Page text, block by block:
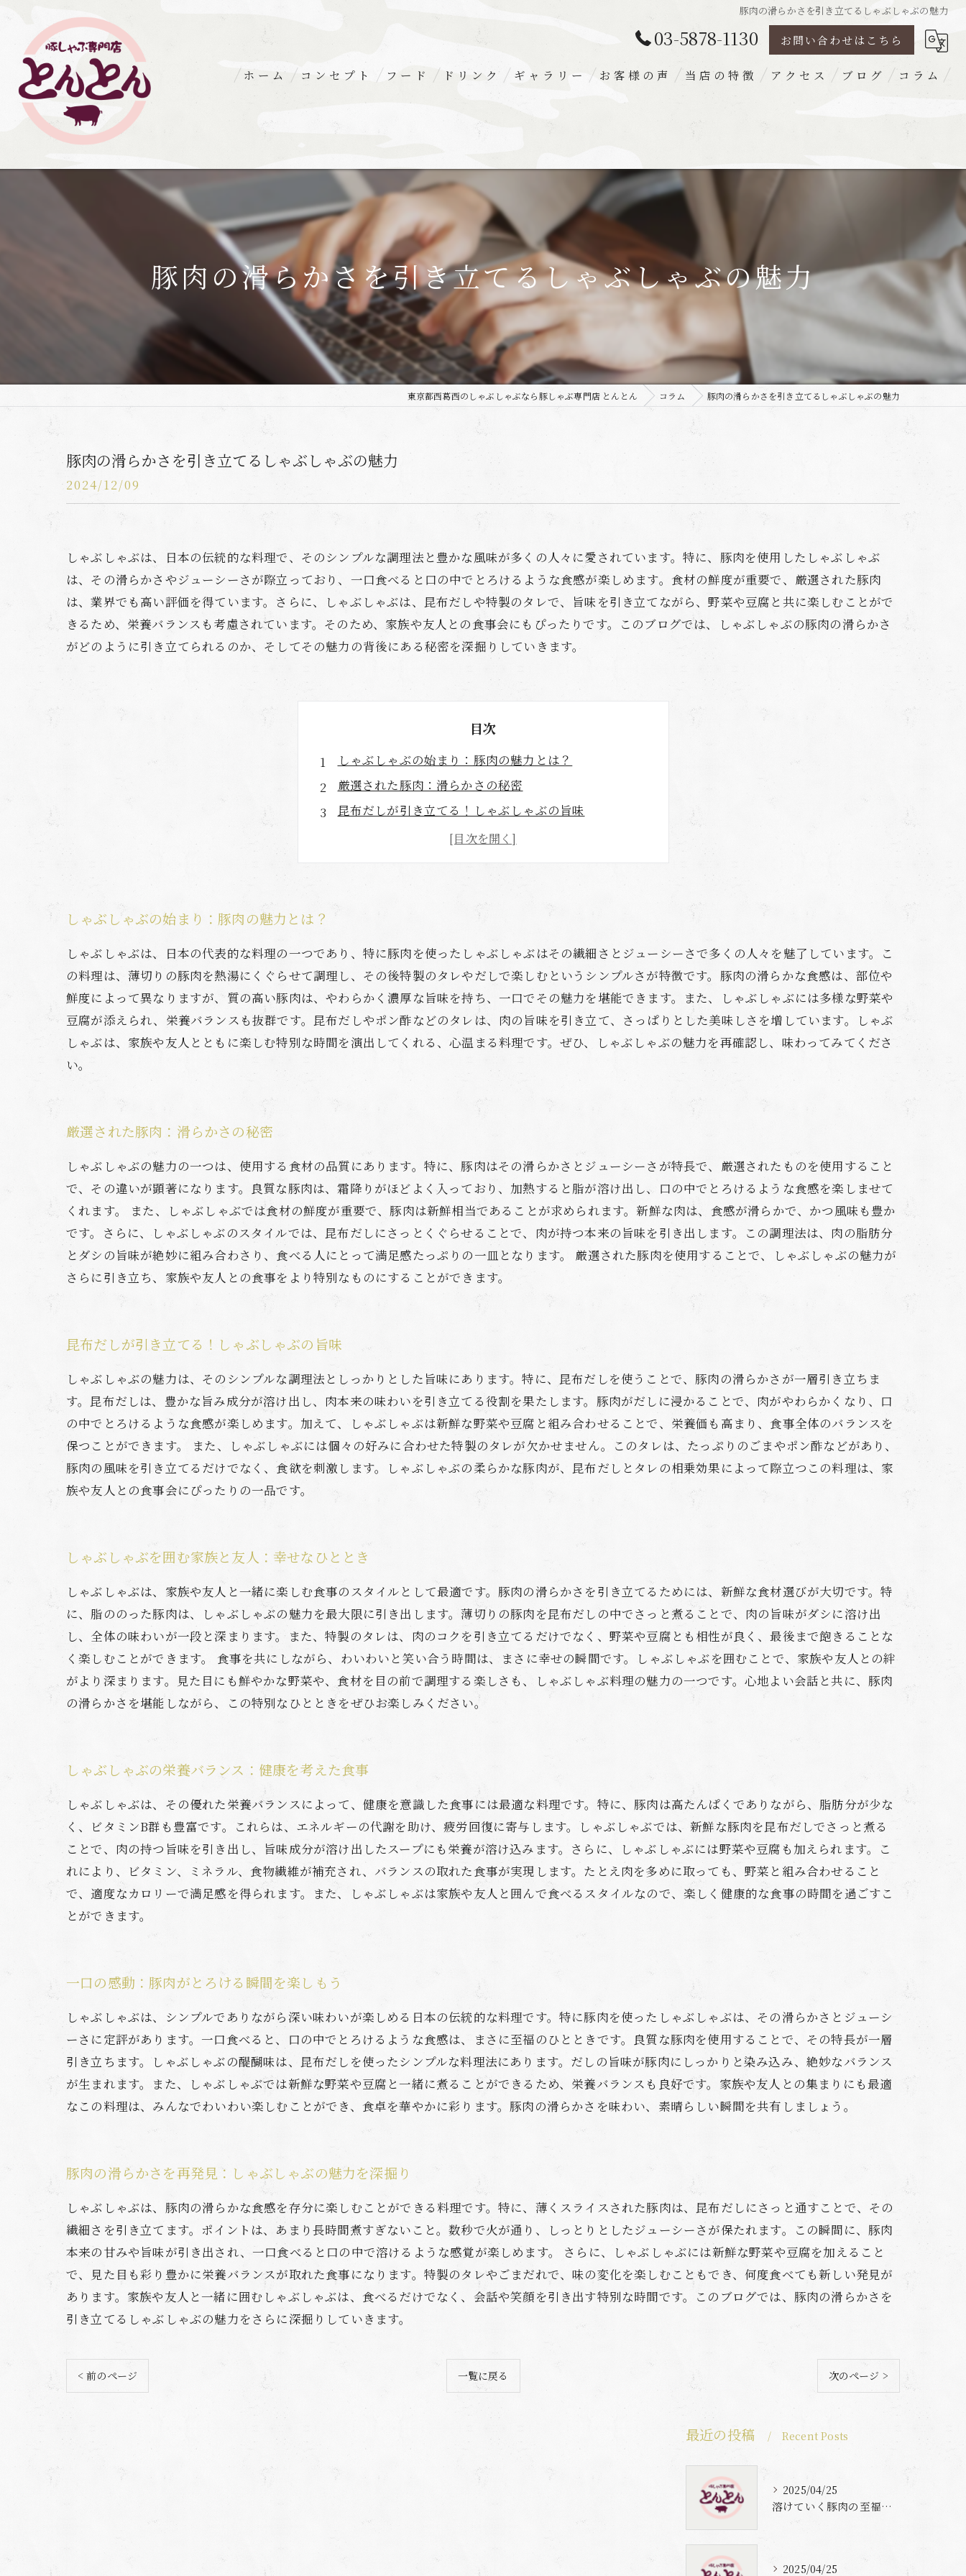
豚肉の滑らかさを引き立てるしゃぶしゃぶの魅力
03-5878-1130 お問い合わせはこちら
ホーム コンセプト フード ドリンク ギャラリー お客様の声 当店の特徴
豚肉
宴会
梅出汁
アクセス ブログ コラム
豚肉の滑らかさを引き立てるしゃぶしゃぶの魅力
東京都西葛西のしゃぶしゃぶなら豚しゃぶ専門店 とんとん コラム 豚肉の滑らかさを引き立てるしゃぶしゃぶの魅力
豚肉の滑らかさを引き立てるしゃぶしゃぶの魅力
2024/12/09
しゃぶしゃぶは、日本の伝統的な料理で、そのシンプルな調理法と豊かな風味が多くの人々に愛されています。特に、豚肉を使用したしゃぶしゃぶ
は、その滑らかさやジューシーさが際立っており、一口食べると口の中でとろけるような食感が楽しめます。食材の鮮度が重要で、厳選された豚肉
は、業界でも高い評価を得ています。さらに、しゃぶしゃぶは、昆布だしや特製のタレで、旨味を引き立てながら、野菜や豆腐と共に楽しむことがで
きるため、栄養バランスも考慮されています。そのため、家族や友人との食事会にもぴったりです。このブログでは、しゃぶしゃぶの豚肉の滑らかさ
がどのように引き立てられるのか、そしてその魅力の背後にある秘密を深掘りしていきます。
目次
しゃぶしゃぶの始まり：豚肉の魅力とは？
厳選された豚肉：滑らかさの秘密
昆布だしが引き立てる！しゃぶしゃぶの旨味
しゃぶしゃぶを囲む家族と友人：幸せなひととき
豚肉の滑らかさを再発見：しゃぶしゃぶの魅力を深掘り
しゃぶしゃぶの始まり：豚肉の魅力とは？
しゃぶしゃぶは、日本の代表的な料理の一つであり、特に豚肉を使ったしゃぶしゃぶはその繊細さとジューシーさで多くの人々を魅了しています。こ
の料理は、薄切りの豚肉を熱湯にくぐらせて調理し、その後特製のタレやだしで楽しむというシンプルさが特徴です。豚肉の滑らかな食感は、部位や
鮮度によって異なりますが、質の高い豚肉は、やわらかく濃厚な旨味を持ち、一口でその魅力を堪能できます。また、しゃぶしゃぶには多様な野菜や
豆腐が添えられ、栄養バランスも抜群です。昆布だしやポン酢などのタレは、肉の旨味を引き立て、さっぱりとした美味しさを増しています。しゃぶ
しゃぶは、家族や友人とともに楽しむ特別な時間を演出してくれる、心温まる料理です。ぜひ、しゃぶしゃぶの魅力を再確認し、味わってみてくださ
い。
厳選された豚肉：滑らかさの秘密
しゃぶしゃぶの魅力の一つは、使用する食材の品質にあります。特に、豚肉はその滑らかさとジューシーさが特長で、厳選されたものを使用すること
で、その違いが顕著になります。良質な豚肉は、霜降りがほどよく入っており、加熱すると脂が溶け出し、口の中でとろけるような食感を楽しませて
くれます。 また、しゃぶしゃぶでは食材の鮮度が重要で、豚肉は新鮮相当であることが求められます。新鮮な肉は、食感が滑らかで、かつ風味も豊か
です。さらに、しゃぶしゃぶのスタイルでは、昆布だしにさっとくぐらせることで、肉が持つ本来の旨味を引き出します。この調理法は、肉の脂肪分
とダシの旨味が絶妙に組み合わさり、食べる人にとって満足感たっぷりの一皿となります。 厳選された豚肉を使用することで、しゃぶしゃぶの魅力が
さらに引き立ち、家族や友人との食事をより特別なものにすることができます。
昆布だしが引き立てる！しゃぶしゃぶの旨味
しゃぶしゃぶの魅力は、そのシンプルな調理法としっかりとした旨味にあります。特に、昆布だしを使うことで、豚肉の滑らかさが一層引き立ちま
す。昆布だしは、豊かな旨み成分が溶け出し、肉本来の味わいを引き立てる役割を果たします。豚肉がだしに浸かることで、肉がやわらかくなり、口
の中でとろけるような食感が楽しめます。加えて、しゃぶしゃぶは新鮮な野菜や豆腐と組み合わせることで、栄養価も高まり、食事全体のバランスを
保つことができます。 また、しゃぶしゃぶには個々の好みに合わせた特製のタレが欠かせません。このタレは、たっぷりのごまやポン酢などがあり、
豚肉の風味を引き立てるだけでなく、食欲を刺激します。しゃぶしゃぶの柔らかな豚肉が、昆布だしとタレの相乗効果によって際立つこの料理は、家
族や友人との食事会にぴったりの一品です。
しゃぶしゃぶを囲む家族と友人：幸せなひととき
しゃぶしゃぶは、家族や友人と一緒に楽しむ食事のスタイルとして最適です。豚肉の滑らかさを引き立てるためには、新鮮な食材選びが大切です。特
に、脂ののった豚肉は、しゃぶしゃぶの魅力を最大限に引き出します。薄切りの豚肉を昆布だしの中でさっと煮ることで、肉の旨味がダシに溶け出
し、全体の味わいが一段と深まります。また、特製のタレは、肉のコクを引き立てるだけでなく、野菜や豆腐とも相性が良く、最後まで飽きることな
く楽しむことができます。 食事を共にしながら、わいわいと笑い合う時間は、まさに幸せの瞬間です。しゃぶしゃぶを囲むことで、家族や友人との絆
がより深まります。見た目にも鮮やかな野菜や、食材を目の前で調理する楽しさも、しゃぶしゃぶ料理の魅力の一つです。心地よい会話と共に、豚肉
の滑らかさを堪能しながら、この特別なひとときをぜひお楽しみください。
しゃぶしゃぶの栄養バランス：健康を考えた食事
しゃぶしゃぶは、その優れた栄養バランスによって、健康を意識した食事には最適な料理です。特に、豚肉は高たんぱくでありながら、脂肪分が少な
く、ビタミンB群も豊富です。これらは、エネルギーの代謝を助け、疲労回復に寄与します。しゃぶしゃぶでは、新鮮な豚肉を昆布だしでさっと煮る
ことで、肉の持つ旨味を引き出し、旨味成分が溶け出したスープにも栄養が溶け込みます。さらに、しゃぶしゃぶには野菜や豆腐も加えられます。こ
れにより、ビタミン、ミネラル、食物繊維が補充され、バランスの取れた食事が実現します。たとえ肉を多めに取っても、野菜と組み合わせること
で、適度なカロリーで満足感を得られます。また、しゃぶしゃぶは家族や友人と囲んで食べるスタイルなので、楽しく健康的な食事の時間を過ごすこ
とができます。
一口の感動：豚肉がとろける瞬間を楽しもう
しゃぶしゃぶは、シンプルでありながら深い味わいが楽しめる日本の伝統的な料理です。特に豚肉を使ったしゃぶしゃぶは、その滑らかさとジューシ
ーさに定評があります。一口食べると、口の中でとろけるような食感は、まさに至福のひとときです。良質な豚肉を使用することで、その特長が一層
引き立ちます。しゃぶしゃぶの醍醐味は、昆布だしを使ったシンプルな料理法にあります。だしの旨味が豚肉にしっかりと染み込み、絶妙なバランス
が生まれます。また、しゃぶしゃぶでは新鮮な野菜や豆腐と一緒に煮ることができるため、栄養バランスも良好です。家族や友人との集まりにも最適
なこの料理は、みんなでわいわい楽しむことができ、食卓を華やかに彩ります。豚肉の滑らかさを味わい、素晴らしい瞬間を共有しましょう。
豚肉の滑らかさを再発見：しゃぶしゃぶの魅力を深掘り
しゃぶしゃぶは、豚肉の滑らかな食感を存分に楽しむことができる料理です。特に、薄くスライスされた豚肉は、昆布だしにさっと通すことで、その
繊細さを引き立てます。ポイントは、あまり長時間煮すぎないこと。数秒で火が通り、しっとりとしたジューシーさが保たれます。この瞬間に、豚肉
本来の甘みや旨味が引き出され、一口食べると口の中で溶けるような感覚が楽しめます。 さらに、しゃぶしゃぶには新鮮な野菜や豆腐を加えること
で、見た目も彩り豊かに栄養バランスが取れた食事になります。特製のタレやごまだれで、味の変化を楽しむこともでき、何度食べても新しい発見が
あります。家族や友人と一緒に囲むしゃぶしゃぶは、食べるだけでなく、会話や笑顔を引き出す特別な時間です。このブログでは、豚肉の滑らかさを
引き立てるしゃぶしゃぶの魅力をさらに深掘りしていきます。
< 前のページ 一覧に戻る 次のページ >
最近の投稿 Recent Posts
2025/04/25
溶けていく豚肉の至福体験
2025/04/25